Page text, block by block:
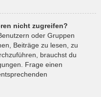
nicht zugreifen?
oder Gruppen
Beiträge zu lesen, zu
brauchst du
Frage einen